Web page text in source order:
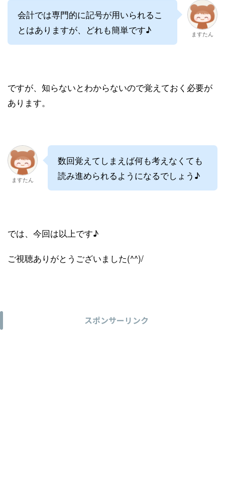
会計では専門的に記号が用いられるこ
とはありますが、どれも簡単です♪
ますたん
ですが、知らないとわからないので覚えておく必要が
あります。
ますたん
数回覚えてしまえば何も考えなくても
読み進められるようになるでしょう♪
では、今回は以上です♪
ご視聴ありがとうございました(^^)/
スポンサーリンク